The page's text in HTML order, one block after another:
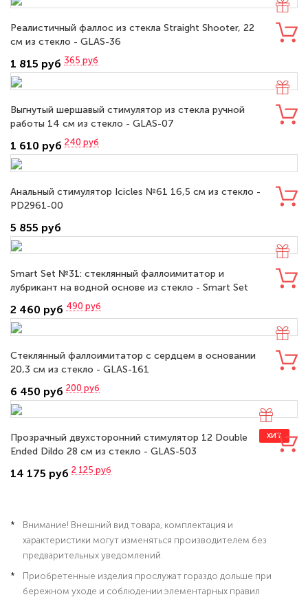
Реалистичный фаллос из стекла Straight Shooter, 22
см из стекло - GLAS-36
1 815 руб 365 руб
Выгнутый шершавый стимулятор из стекла ручной
работы 14 см из стекло - GLAS-07
1 610 руб 240 руб
Анальный стимулятор Icicles №61 16,5 см из стекло -
PD2961-00
5 855 руб
Smart Set №31: стеклянный фаллоимитатор и
лубрикант на водной основе из стекло - Smart Set
2 460 руб 490 руб
Стеклянный фаллоимитатор с сердцем в основании
20,3 см из стекло - GLAS-161
6 450 руб 200 руб
ХИТ
Прозрачный двухсторонний стимулятор 12 Double
Ended Dildo 28 см из стекло - GLAS-503
14 175 руб 2 125 руб
Внимание! Внешний вид товара, комплектация и
характеристики могут изменяться производителем без
предварительных уведомлений.
Приобретенные изделия прослужат гораздо дольше при
бережном уходе и соблюдении элементарных правил